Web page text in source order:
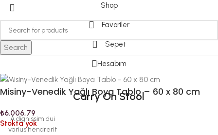
Search
Carry On Stool
A dignissim dui
varius hendrerit
Shop
Favoriler
Sepet
Hesabım
Misiny-Venedik Yağlı Boya Tablo – 60 x 80 cm
₺6.006,79
Stokta yok